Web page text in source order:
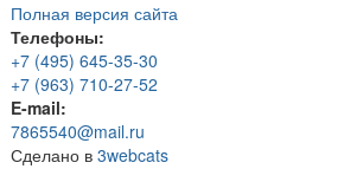
Полная версия сайта
Телефоны:
+7 (495) 645-35-30
+7 (963) 710-27-52
E-mail:
7865540@mail.ru
Сделано в 3webcats